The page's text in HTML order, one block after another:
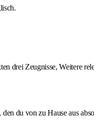
drei Zeugnisse, Weitere
du von zu Hause aus